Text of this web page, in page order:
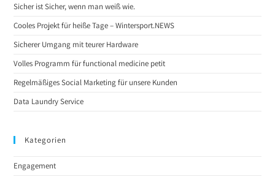
Sicher ist Sicher, wenn man weiß wie.
Cooles Projekt für heiße Tage – Wintersport.NEWS
Sicherer Umgang mit teurer Hardware
Volles Programm für functional medicine petit
Regelmäßiges Social Marketing für unsere Kunden
Data Laundry Service
Kategorien
Engagement